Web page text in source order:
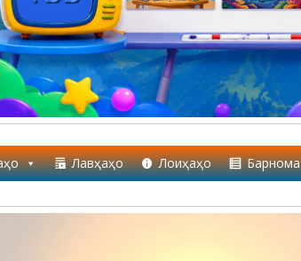
Лавҳаҳо Лоиҳаҳо Барнома